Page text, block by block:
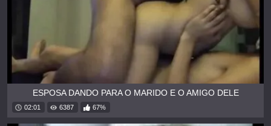
ESPOSA DANDO PARA O MARIDO E O AMIGO DELE
02:01 6387 67%